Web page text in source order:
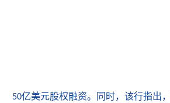
50亿美元股权融资。同时，该行指出，